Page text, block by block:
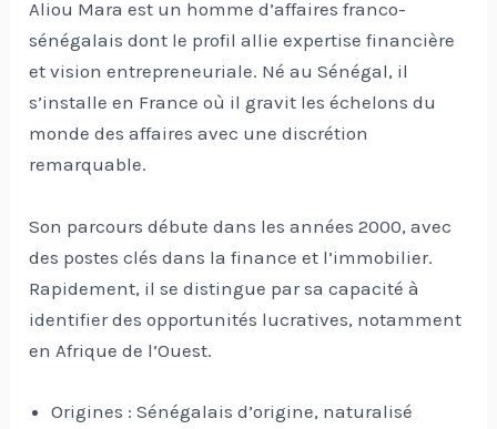
Aliou Mara est un homme d’affaires franco-
sénégalais dont le profil allie expertise financière
et vision entrepreneuriale. Né au Sénégal, il
s’installe en France où il gravit les échelons du
monde des affaires avec une discrétion
remarquable.
Son parcours débute dans les années 2000, avec
des postes clés dans la finance et l’immobilier.
Rapidement, il se distingue par sa capacité à
identifier des opportunités lucratives, notamment
en Afrique de l’Ouest.
Origines : Sénégalais d’origine, naturalisé